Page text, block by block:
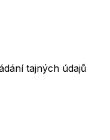
tajných údajů